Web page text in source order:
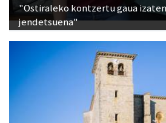
"Ostiraleko kontzertu gaua
jendetsuena"